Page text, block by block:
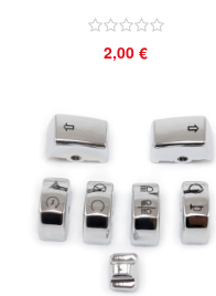
2,00 €